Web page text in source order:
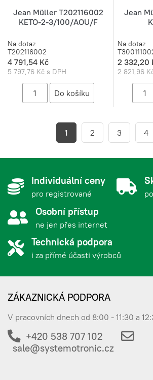
Jean Müller T202116002
KETO-2-3/100/AOU/F
Na dotaz
T202116002
4 791,54 Kč
5 797,76 Kč s DPH
Jean
Na dotaz
2 332,20
2 821,96
1 2 3 4
Individuální ceny
pro registrované
Osobní přístup
ne jen přes internet
Technická podpora
i za přímé účasti výrobců
ZÁKAZNICKÁ PODPORA
V pracovních dnech od 8:00 - 11:30 a
+420 538 707 102
sale@systemotronic.cz